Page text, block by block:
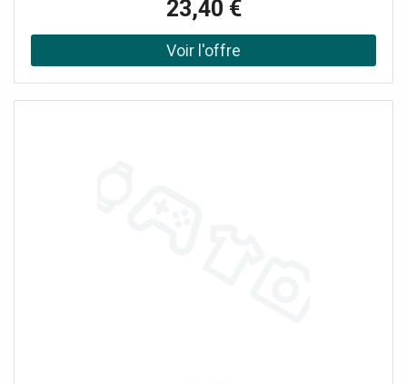
chargeur permettant de charger 2 appareils en même
temps Compatible avec la console portable Switch, le
chargeur allume cigare permet de charger la console lors
23,40 €